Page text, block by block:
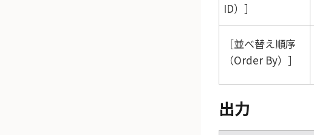
ID）
並べ替え順序
（Order By）
出力